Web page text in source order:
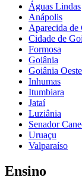
Águas Lindas
Anápolis
Aparecida de
Cidade de
Formosa
Goiânia
Goiânia Oeste
Inhumas
Itumbiara
Jataí
Luziânia
Senador
Uruaçu
Valparaíso
Ensino